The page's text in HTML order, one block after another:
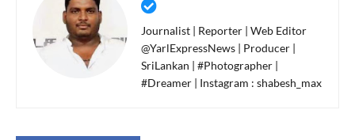
Journalist | Reporter | Web Editor
@YarlExpressNews | Producer |
SriLankan | #Photographer |
#Dreamer | Instagram : shabesh_max